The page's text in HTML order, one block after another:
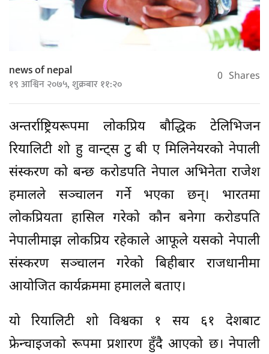
news of nepal
१९ आश्विन २०७५, शुक्रबार ११:२० 0 Shares
अन्तर्राष्ट्रियरूपमा लोकप्रिय बौद्धिक टेलिभिजन
रियालिटी शो हु वान्ट्स टु बी ए मिलिनेयरको नेपाली
संस्करण को बन्छ करोडपति नेपाल अभिनेता राजेश
हमालले सञ्चालन गर्ने भएका छन्। भारतमा
लोकप्रियता हासिल गरेको कौन बनेगा करोडपति
नेपालीमाझ लोकप्रिय रहेकाले आफूले यसको नेपाली
संस्करण सञ्चालन गरेको बिहीबार राजधानीमा
आयोजित कार्यक्रममा हमालले बताए।
यो रियालिटी शो विश्वका १ सय ६१ देशबाट
फ्रेन्चाइजको रूपमा प्रशारण हुँदै आएको छ। नेपाली